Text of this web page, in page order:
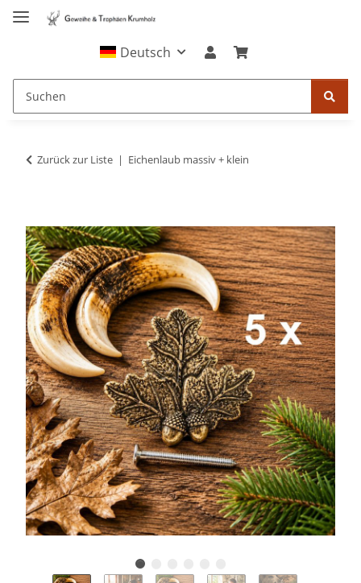
Deutsch
Zurück zur Liste Eichenlaub massiv + klein